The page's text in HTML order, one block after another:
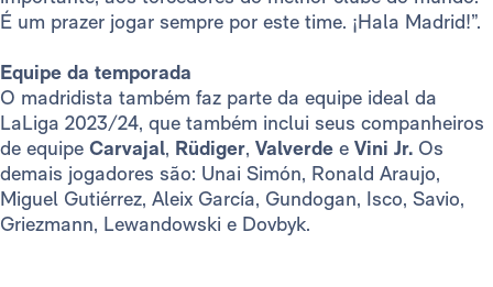
É um prazer jogar sempre por este time. ¡Hala Madrid!”.
Equipe da temporada
O madridista também faz parte da equipe ideal da
LaLiga 2023/24, que também inclui seus companheiros
de equipe Carvajal, Rüdiger, Valverde e Vini Jr. Os
demais jogadores são: Unai Simón, Ronald Araujo,
Miguel Gutiérrez, Aleix García, Gundogan, Isco, Savio,
Griezmann, Lewandowski e Dovbyk.